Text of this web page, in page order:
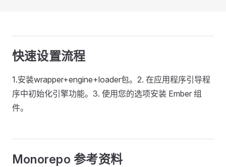
快速设置流程
1.安装wrapper+engine+loader包。2. 在应用程序引导程
序中初始化引擎功能。3. 使用您的选项安装 Ember 组
件。
Monorepo 参考资料